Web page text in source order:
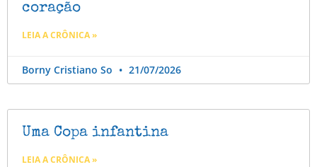
coração
LEIA A CRÔNICA »
Borny Cristiano So 21/07/2026
Uma Copa infantina
LEIA A CRÔNICA »